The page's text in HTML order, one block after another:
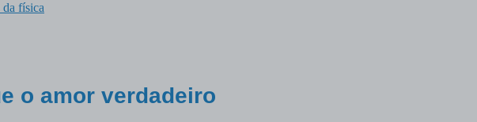
da física
o amor verdadeiro